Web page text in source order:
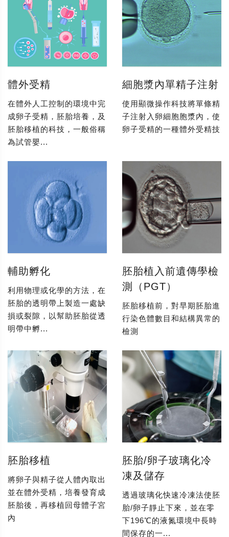
體外受精
在體外人工控制的環境中完
成卵子受精，胚胎培養，及
胚胎移植的科技，一般俗稱
為試管嬰...
細胞漿內單精子注射
使用顯微操作科技將單條精
子注射入卵細胞胞漿內，使
卵子受精的一種體外受精技
輔助孵化
利用物理或化學的方法，在
胚胎的透明帶上製造一處缺
損或裂隙，以幫助胚胎從透
明帶中孵...
胚胎植入前遺傳學檢
測（PGT）
胚胎移植前，對早期胚胎進
行染色體數目和結構異常的
檢測
胚胎移植
將卵子與精子從人體內取出
並在體外受精，培養發育成
胚胎後，再移植回母體子宮
內
胚胎/卵子玻璃化冷
凍及儲存
透過玻璃化快速冷凍法使胚
胎/卵子靜止下來，並在零
下196℃的液氮環境中長時
間保存的一...